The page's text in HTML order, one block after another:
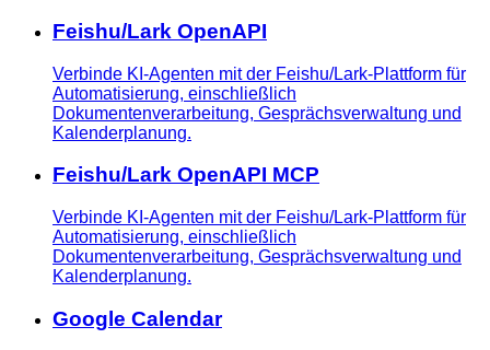
Feishu/Lark OpenAPI
Verbinde KI-Agenten mit der Feishu/Lark-Plattform für
Automatisierung, einschließlich
Dokumentenverarbeitung, Gesprächsverwaltung und
Kalenderplanung.
Feishu/Lark OpenAPI MCP
Verbinde KI-Agenten mit der Feishu/Lark-Plattform für
Automatisierung, einschließlich
Dokumentenverarbeitung, Gesprächsverwaltung und
Kalenderplanung.
Google Calendar